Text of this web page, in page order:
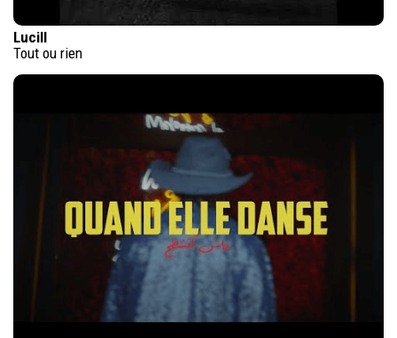
Lucill
Tout ou rien